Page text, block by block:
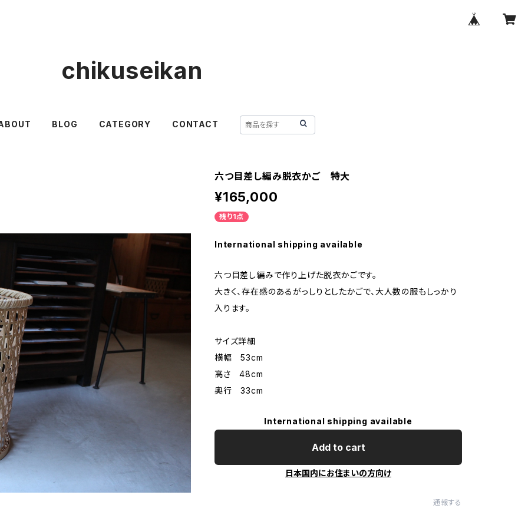
chikuseikan
BLOG CATEGORY CONTACT
六つ目差し編み脱衣かご 特大
¥165,000
残り1点
International shipping available
六つ目差し編みで作り上げた脱衣かごです。
大きく、存在感のあるがっしりとしたかごで、大人数の服もしっかり
入ります。
サイズ詳細
横幅 53cm
高さ 48cm
奥行 33cm
International shipping available
Add to cart
日本国内にお住まいの方向け
通報する